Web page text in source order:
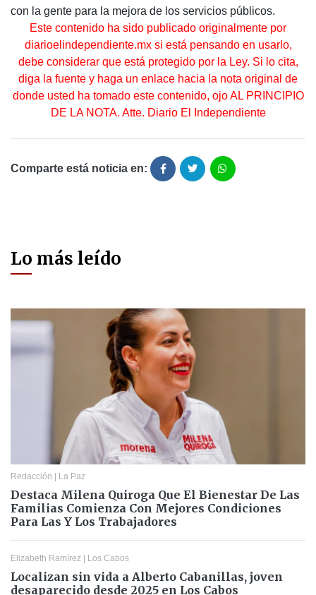
con la gente para la mejora de los servicios públicos.
Este contenido ha sido publicado originalmente por
diarioelindependiente.mx si está pensando en usarlo,
debe considerar que está protegido por la Ley. Si lo cita,
diga la fuente y haga un enlace hacia la nota original de
donde usted ha tomado este contenido, ojo AL PRINCIPIO
DE LA NOTA. Atte. Diario El Independiente
Comparte está noticia en:
Lo más leído
Redacción La Paz
Destaca Milena Quiroga Que El Bienestar De Las
Familias Comienza Con Mejores Condiciones
Para Las Y Los Trabajadores
Elizabeth Ramírez Los Cabos
Localizan sin vida a Alberto Cabanillas, joven
desaparecido desde 2025 en Los Cabos